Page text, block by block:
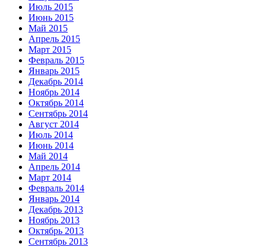
Июль 2015
Июнь 2015
Май 2015
Апрель 2015
Март 2015
Февраль 2015
Январь 2015
Декабрь 2014
Ноябрь 2014
Октябрь 2014
Сентябрь 2014
Август 2014
Июль 2014
Июнь 2014
Май 2014
Апрель 2014
Март 2014
Февраль 2014
Январь 2014
Декабрь 2013
Ноябрь 2013
Октябрь 2013
Сентябрь 2013